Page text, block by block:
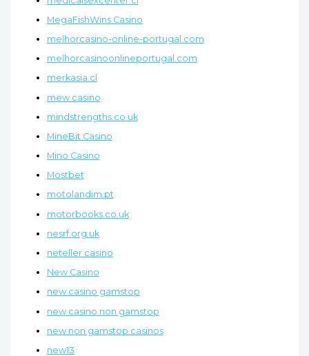
MegaFishWins Casino
melhorcasino-online-portugal.com
melhorcasinoonlineportugal.com
merkasia.cl
mew casino
mindstrengths.co.uk
MineBit Casino
Mino Casino
Mostbet
motolandim.pt
motorbooks.co.uk
nesrf.org.uk
neteller casino
New Casino
new casino gamstop
new casino non gamstop
new non gamstop casinos
new13